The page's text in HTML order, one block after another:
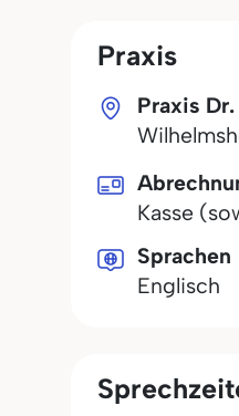
Praxis
Praxis
Kasse
Sprachen
Englisch